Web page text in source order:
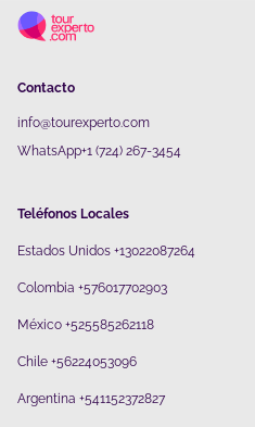
Contacto
info@tourexperto.com
WhatsApp+1 (724) 267-3454
Teléfonos Locales
Estados Unidos +13022087264
Colombia +576017702903
México +525585262118
Chile +56224053096
Argentina +541152372827